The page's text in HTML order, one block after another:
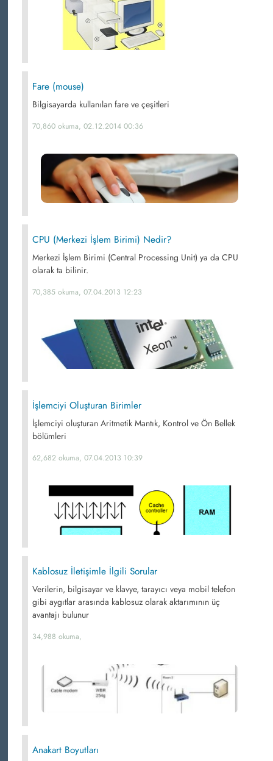
Fare (mouse)
Bilgisayarda kullanılan fare ve çeşitleri
70,860 okuma, 02.12.2014 00:36
CPU (Merkezi İşlem Birimi) Nedir?
Merkezi İşlem Birimi (Central Processing Unit) ya da CPU
olarak ta bilinir.
70,385 okuma, 07.04.2013 12:23
İşlemciyi Oluşturan Birimler
İşlemciyi oluşturan Aritmetik Mantık, Kontrol ve Ön Bellek
bölümleri
62,682 okuma, 07.04.2013 10:39
Kablosuz İletişimle İlgili Sorular
Verilerin, bilgisayar ve klavye, tarayıcı veya mobil telefon
gibi aygıtlar arasında kablosuz olarak aktarımının üç
avantajı bulunur
34,988 okuma,
Anakart Boyutları